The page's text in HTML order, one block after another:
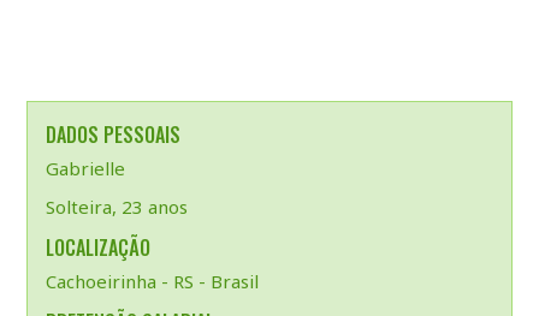
DADOS PESSOAIS
Gabrielle
Solteira, 23 anos
LOCALIZAÇÃO
Cachoeirinha - RS - Brasil